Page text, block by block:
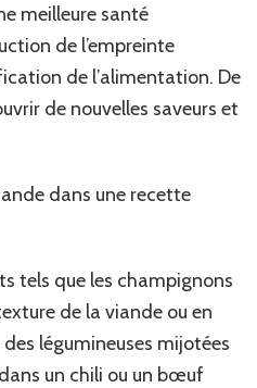
meilleure santé
de l’empreinte
de l’alimentation. De
de nouvelles saveurs et
dans une recette
tels que les champignons
de la viande ou en
légumineuses mijotées
un chili ou un bœuf